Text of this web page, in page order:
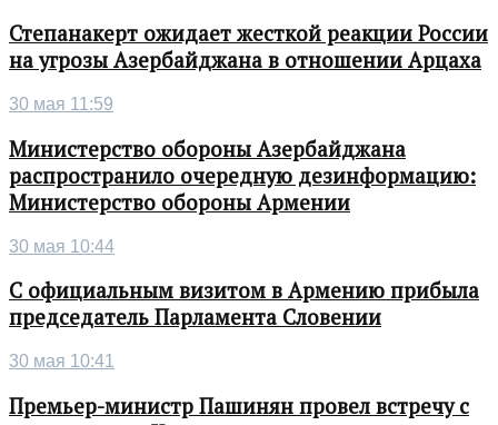
Степанакерт ожидает жесткой реакции России
на угрозы Азербайджана в отношении Арцаха
30 мая 11:59
Министерство обороны Азербайджана
распространило очередную дезинформацию:
Министерство обороны Армении
30 мая 10:44
С официальным визитом в Армению прибыла
председатель Парламента Словении
30 мая 10:41
Премьер-министр Пашинян провел встречу с